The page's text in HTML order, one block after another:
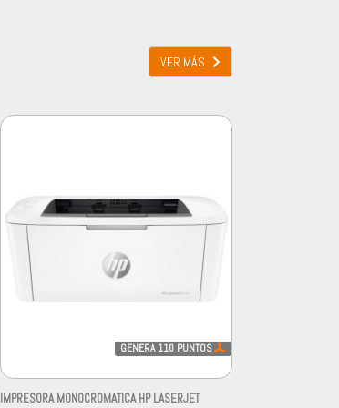
VER MÁS
GENERA 110 PUNTOS
IMPRESORA MONOCROMATICA HP LASERJET